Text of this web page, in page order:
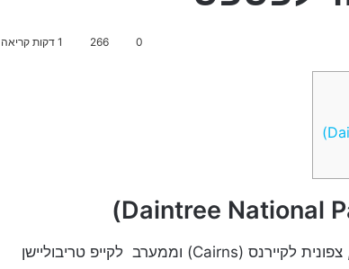
0
266
Daintree National
)
לקיירנס (Cairns) וממערב לקייפ טריבוליישן